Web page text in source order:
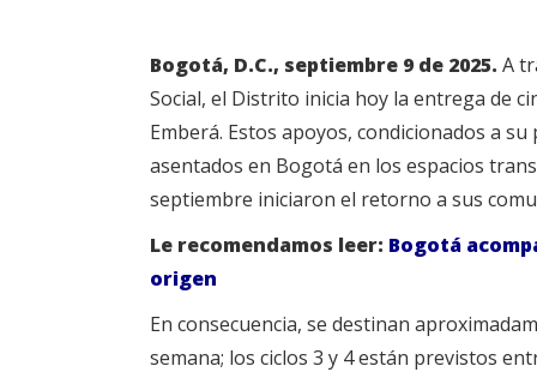
Bogotá, D.C., septiembre 9 de 2025. A
Social, el Distrito inicia hoy la entrega de
Emberá. Estos apoyos, condicionados a
asentados en Bogotá en los espacios
septiembre iniciaron el retorno a sus
Le recomendamos leer: Bogotá
origen
En consecuencia, se destinan
semana; los ciclos 3 y 4 están previstos